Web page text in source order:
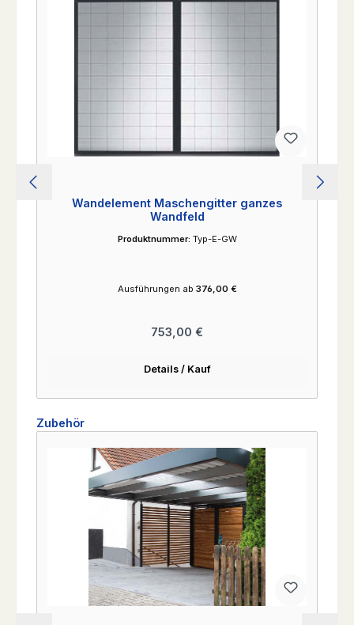
Wandelement Maschengitter ganzes
Wandfeld
Produktnummer: Typ-E-GW
Ausführungen ab 376,00 €
Regulärer Preis:
753,00 €
Details / Kauf
Produktgalerie überspringen
Zubehör